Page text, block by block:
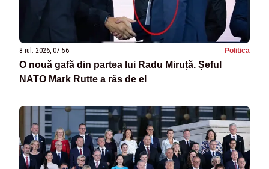
8 iul. 2026, 07:56 Politica
O nouă gafă din partea lui Radu Miruță. Șeful
NATO Mark Rutte a râs de el